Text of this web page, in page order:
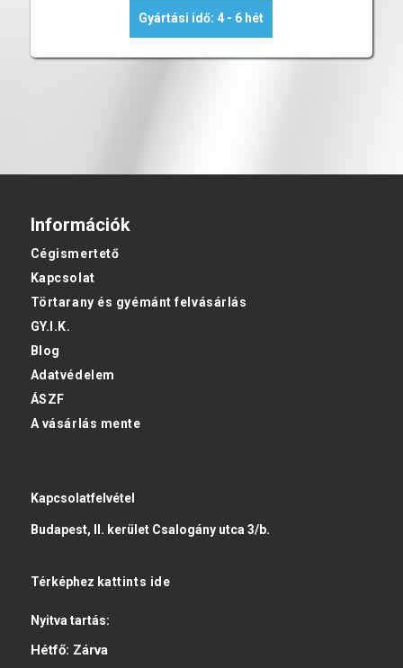
Gyártási idő: 4 - 6 hét
Információk
Cégismertető
Kapcsolat
Törtarany és gyémánt felvásárlás
GY.I.K.
Blog
Adatvédelem
ÁSZF
A vásárlás mente
Kapcsolatfelvétel
Budapest, II. kerület Csalogány utca 3/b.
Térképhez kattints ide
Nyitva tartás:
Hétfő: Zárva